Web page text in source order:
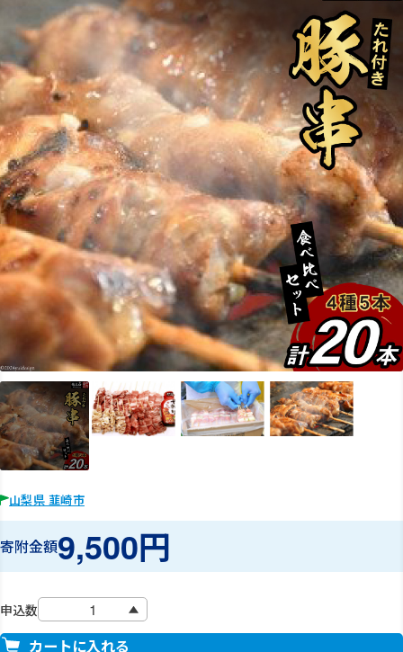
山梨県 韮崎市
寄附金額9,500円
申込数
カートに入れる